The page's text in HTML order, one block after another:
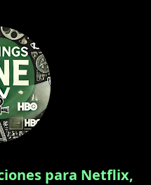
para Netflix,